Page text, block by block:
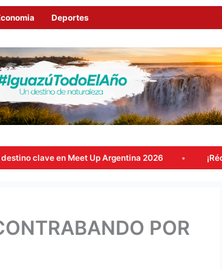
Deportes
Meet Up Argentina 2026 ¡Récord histórico!
POR